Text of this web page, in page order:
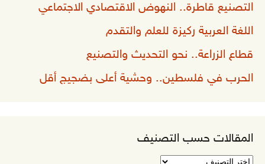
التصنيع قاطرة.. النهوض الاقتصادي الاجتماعي
اللغة العربية ركيزة للعلم والتقدم
قطاع الزراعة.. نحو التحديث والتصنيع
الحرب في فلسطين.. وحشية أعلى بضجيج أقل
المقالات حسب التصنيف